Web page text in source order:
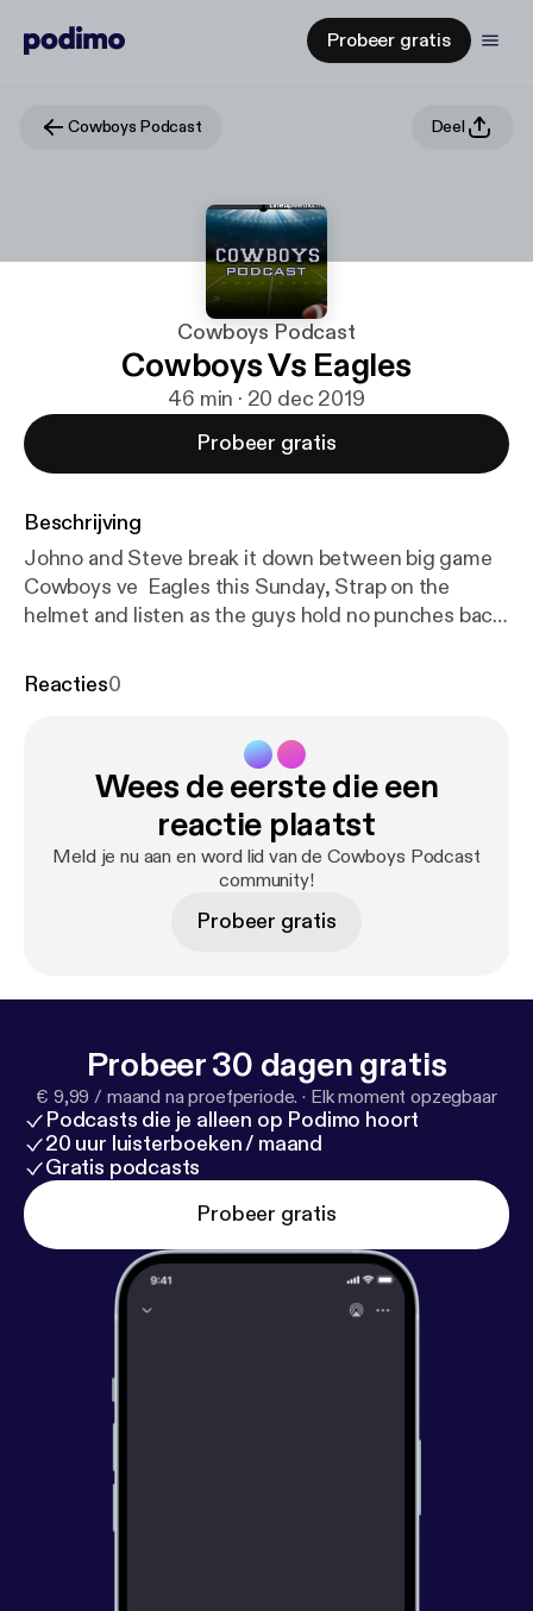
Probeer gratis
Cowboys Podcast Deel
Cowboys Podcast
Cowboys Vs Eagles
46 min · 20 dec 2019
Probeer gratis
Beschrijving
Johno and Steve break it down between big game
Cowboys ve Eagles this Sunday, Strap on the
helmet and listen as the guys hold no punches back.
Facebook: Cowboys Podcast
Get the Cowboys Podcast on iTunes, Google Play,
Stitcher, Podbean, and more. Brought to you...
Reacties0
Wees de eerste die een
reactie plaatst
Meld je nu aan en word lid van de Cowboys Podcast
community!
Probeer gratis
Probeer 30 dagen gratis
€ 9,99 / maand na proefperiode. · Elk moment opzegbaar
Podcasts die je alleen op Podimo hoort
20 uur luisterboeken / maand
Gratis podcasts
Probeer gratis